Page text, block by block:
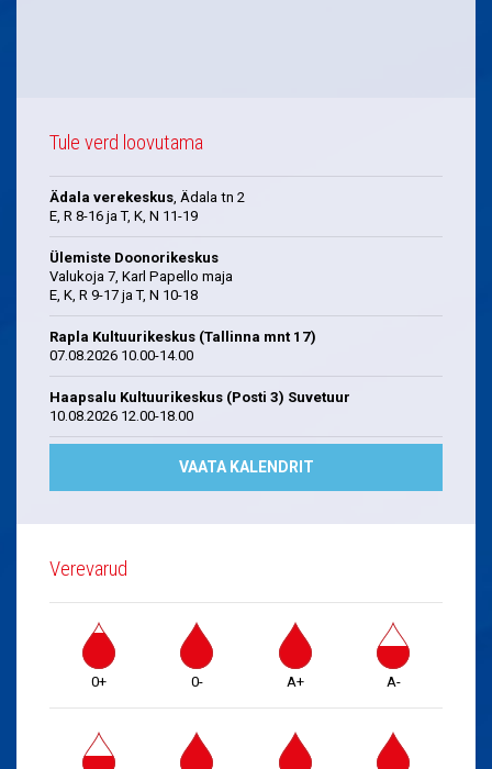
Tule verd loovutama
Ädala verekeskus , Ädala tn 2
E, R 8-16 ja T, K, N 11-19
Ülemiste Doonorikeskus
Valukoja 7, Karl Papello maja
E, K, R 9-17 ja T, N 10-18
Rapla Kultuurikeskus (Tallinna mnt 17)
07.08.2026 10.00-14.00
Haapsalu Kultuurikeskus (Posti 3) Suvetuur
10.08.2026 12.00-18.00
VAATA KALENDRIT
Verevarud
0+ 0- A+ A-